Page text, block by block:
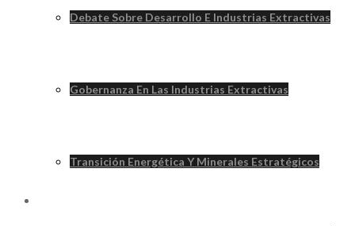
Debate Sobre Desarrollo E Industrias Extractivas
Gobernanza En Las Industrias Extractivas
Transición Energética Y Minerales Estratégicos